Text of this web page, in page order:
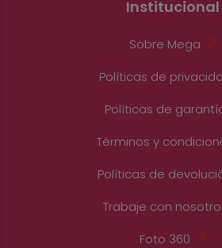
Institucional
Sobre Mega
Políticas de
Políticas de
Términos y
Políticas de
Trabaje con
Foto 360